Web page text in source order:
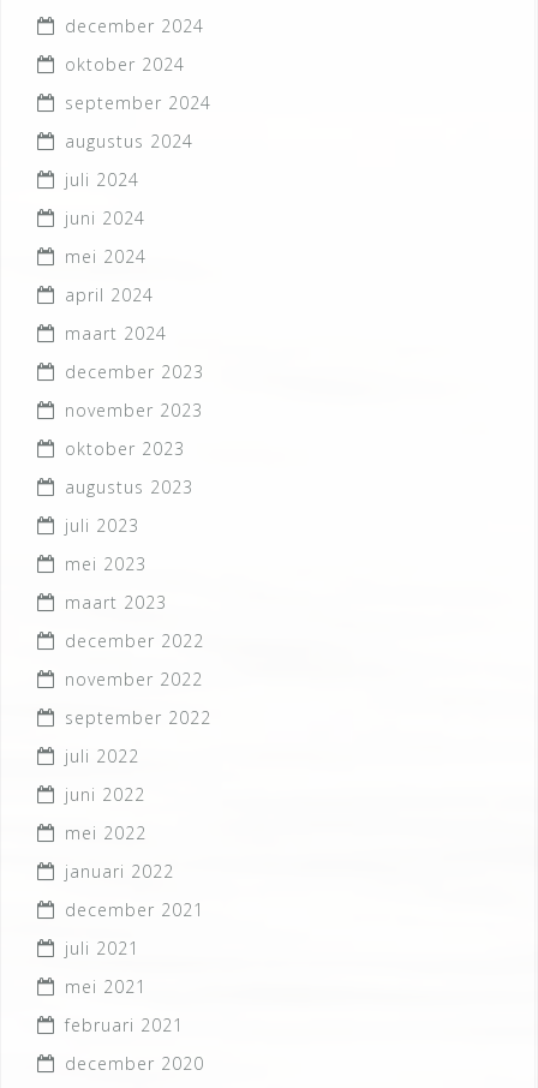
december 2024
oktober 2024
september 2024
augustus 2024
juli 2024
juni 2024
mei 2024
april 2024
maart 2024
december 2023
november 2023
oktober 2023
augustus 2023
juli 2023
mei 2023
maart 2023
december 2022
november 2022
september 2022
juli 2022
juni 2022
mei 2022
januari 2022
december 2021
juli 2021
mei 2021
februari 2021
december 2020